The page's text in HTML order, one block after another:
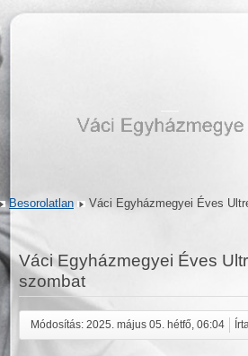
Besorolatlan Váci Egyházmegyei Éves
Váci Egyházmegyei Éves
szombat
Módosítás: 2025. május 05. hétfő, 06:04